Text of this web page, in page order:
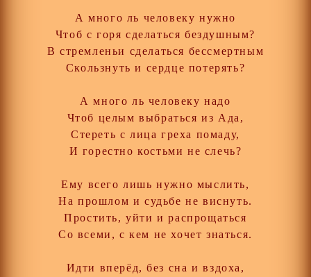
А много ль человеку нужно
Чтоб с горя сделаться бездушным?
В стремленьи сделаться бессмертным
Скользнуть и сердце потерять?
А много ль человеку надо
Чтоб целым выбраться из Ада,
Стереть с лица греха помаду,
И горестно костьми не слечь?
Ему всего лишь нужно мыслить,
На прошлом и судьбе не виснуть.
Простить, уйти и распрощаться
Со всеми, с кем не хочет знаться.
Идти вперёд, без сна и вздоха,